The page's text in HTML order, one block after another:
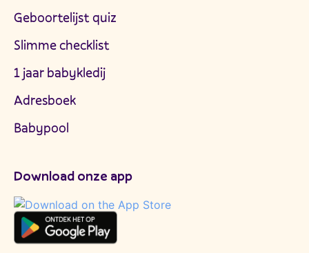
Geboortelijst quiz
Slimme checklist
1 jaar babykledij
Adresboek
Babypool
Download onze app